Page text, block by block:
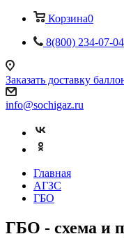
Корзина0
8(800) 234-07-04
Заказать доставку
info@sochigaz.ru
Главная
АГЗС
ГБО
ГБО - схема и